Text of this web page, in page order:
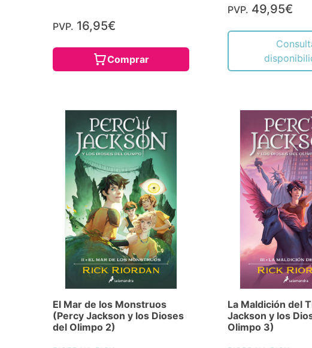
PVP. 16,95€
Comprar
PVP. 49,95€
El Mar de los Monstruos
(Percy Jackson y los Dioses
del Olimpo 2)
La Maldición del
Jackson y los
Olimpo 3)